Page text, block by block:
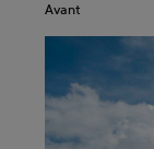
Avant